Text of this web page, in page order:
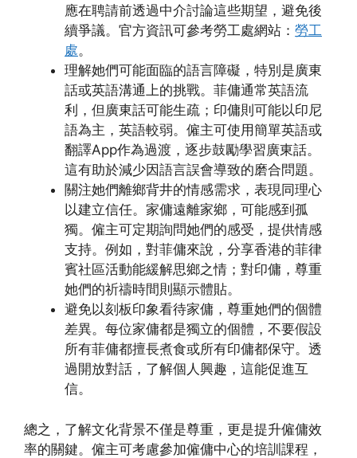
應在聘請前透過中介討論這些期望，避免後
續爭議。官方資訊可參考勞工處網站： 勞工
處。
理解她們可能面臨的語言障礙，特別是廣東
話或英語溝通上的挑戰。菲傭通常英語流
利，但廣東話可能生疏；印傭則可能以印尼
語為主，英語較弱。僱主可使用簡單英語或
翻譯App作為過渡，逐步鼓勵學習廣東話。
這有助於減少因語言誤會導致的磨合問題。
關注她們離鄉背井的情感需求，表現同理心
以建立信任。家傭遠離家鄉，可能感到孤
獨。僱主可定期詢問她們的感受，提供情感
支持。例如，對菲傭來說，分享香港的菲律
賓社區活動能緩解思鄉之情；對印傭，尊重
她們的祈禱時間則顯示體貼。
避免以刻板印象看待家傭，尊重她們的個體
差異。每位家傭都是獨立的個體，不要假設
所有菲傭都擅長煮食或所有印傭都保守。透
過開放對話，了解個人興趣，這能促進互
信。
總之，了解文化背景不僅是尊重，更是提升僱傭效
率的關鍵。僱主可考慮參加僱傭中心的培訓課程，